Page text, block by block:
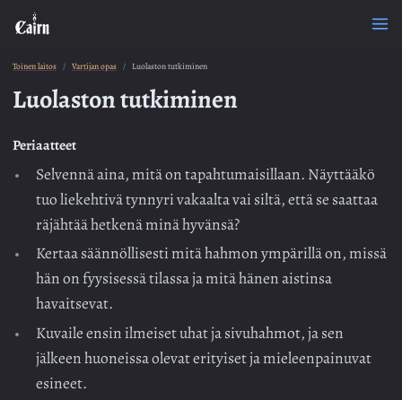
Toinen laitos Vartijan opas Luolaston tutkiminen
Luolaston tutkiminen
Periaatteet
Selvennä aina, mitä on tapahtumaisillaan. Näyttääkö
tuo liekehtivä tynnyri vakaalta vai siltä, että se saattaa
räjähtää hetkenä minä hyvänsä?
Kertaa säännöllisesti mitä hahmon ympärillä on, missä
hän on fyysisessä tilassa ja mitä hänen aistinsa
havaitsevat.
Kuvaile ensin ilmeiset uhat ja sivuhahmot, ja sen
jälkeen huoneissa olevat erityiset ja mieleenpainuvat
esineet.